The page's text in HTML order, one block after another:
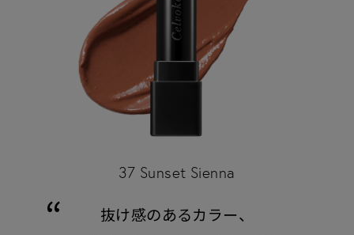
37 Sunset Sienna
抜け感のあるカラー、